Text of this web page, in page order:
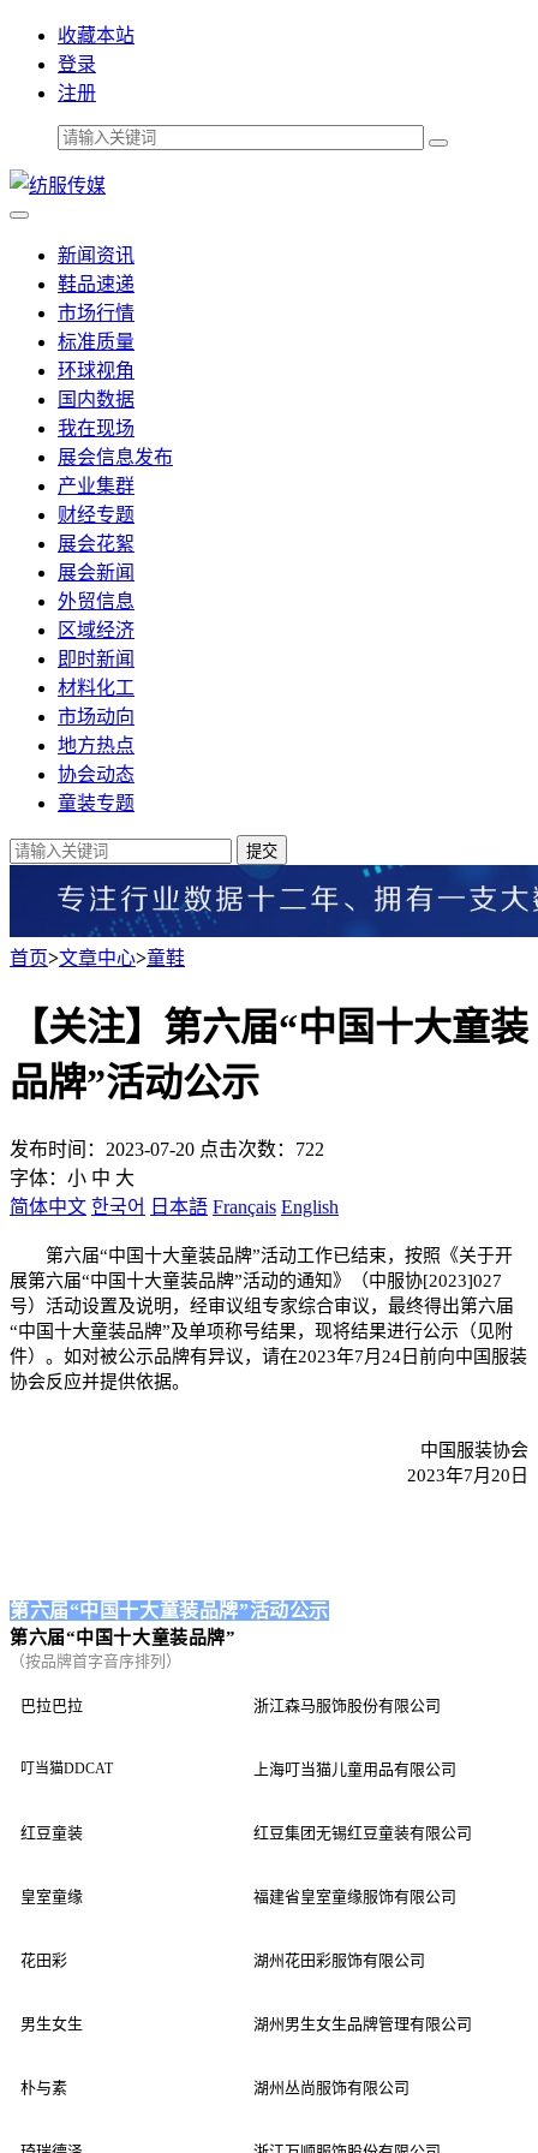
收藏本站
登录
注册
新闻资讯
鞋品速递
市场行情
标准质量
环球视角
国内数据
我在现场
展会信息发布
产业集群
财经专题
展会花絮
展会新闻
外贸信息
区域经济
即时新闻
材料化工
市场动向
地方热点
协会动态
童装专题
提交
首页>文章中心>童鞋
【关注】第六届“中国十大童装
品牌”活动公示
发布时间：2023-07-20 点击次数：722
字体： 小 中 大
简体中文 한국어 日本語 Français English
第六届“中国十大童装品牌”活动工作已结束，按照《关于开
展第六届“中国十大童装品牌”活动的通知》（中服协[2023]027
号）活动设置及说明，经审议组专家综合审议，最终得出第六届
“中国十大童装品牌”及单项称号结果，现将结果进行公示（见附
件）。如对被公示品牌有异议，请在2023年7月24日前向中国服装
协会反应并提供依据。
中国服装协会
2023年7月20日
第六届“中国十大童装品牌”活动公示
第六届“中国十大童装品牌”
（按品牌首字音序排列）
巴拉巴拉 浙江森马服饰股份有限公司
叮当猫DDCAT 上海叮当猫儿童用品有限公司
红豆童装 红豆集团无锡红豆童装有限公司
皇室童缘 福建省皇室童缘服饰有限公司
花田彩 湖州花田彩服饰有限公司
男生女生 湖州男生女生品牌管理有限公司
朴与素 湖州丛尚服饰有限公司